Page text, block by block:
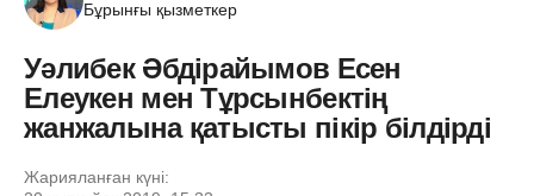
Бұрынғы қызметкер
Уәлибек Әбдірайымов Есен
Елеукен мен Тұрсынбектің
жанжалына қатысты пікір білдірді
Жарияланған күні: